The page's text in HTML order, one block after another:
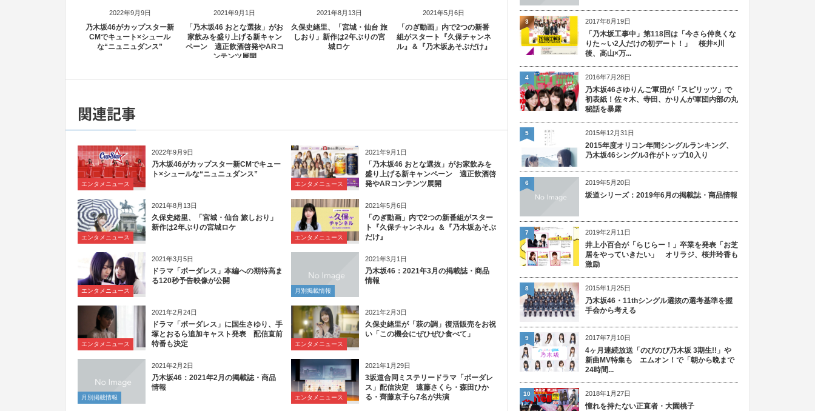
2022年9月9日
乃木坂46がカップスター新
CMでキュート×シュール
な“ニュニュダンス”
2021年9月1日
「乃木坂46 おとな選抜」がお
家飲みを盛り上げる新キャン
ペーン 適正飲酒啓発やARコ
ンテンツ展開
2021年8月13日
久保史緒里、「宮城・仙台 旅
しおり」新作は2年ぶりの宮
城ロケ
2021年5月6日
「のぎ動画」内で2つの新番
組がスタート『久保チャンネ
ル』＆『乃木坂あそぶだけ』
関連記事
2022年9月9日
エンタメニュース
乃木坂46がカップスター新CMでキュー
ト×シュールな“ニュニュダンス”
2021年9月1日
エンタメニュース
「乃木坂46 おとな選抜」がお家飲みを
盛り上げる新キャンペーン 適正飲酒啓
発やARコンテンツ展開
2021年8月13日
エンタメニュース
久保史緒里、「宮城・仙台 旅しおり」
新作は2年ぶりの宮城ロケ
2021年5月6日
エンタメニュース
「のぎ動画」内で2つの新番組がスター
ト『久保チャンネル』＆『乃木坂あそぶ
だけ』
2021年3月5日
エンタメニュース
ドラマ「ボーダレス」本編への期待高ま
る120秒予告映像が公開
2021年3月1日
月別掲載情報
乃木坂46：2021年3月の掲載誌・商品
情報
2021年2月24日
エンタメニュース
ドラマ「ボーダレス」に国生さゆり、手
塚とおるら追加キャスト発表 配信直前
特番も決定
2021年2月3日
エンタメニュース
久保史緒里が「萩の調」復活販売をお祝
い「この機会にぜひぜひ食べて」
2021年2月2日
月別掲載情報
乃木坂46：2021年2月の掲載誌・商品
情報
2021年1月29日
エンタメニュース
3坂道合同ミステリードラマ「ボーダレ
ス」配信決定 遠藤さくら・森田ひか
る・齊藤京子ら7名が共演
2017年8月19日
「乃木坂工事中」第118回は「今さら仲良くな
りた～い2人だけの初デート！」 桜井×川
後、高山×万...
3
2016年7月28日
乃木坂46さゆりんご軍団が「スピリッツ」で
初表紙！佐々木、寺田、かりんが軍団内部の丸
秘話を暴露
4
2015年12月31日
2015年度オリコン年間シングルランキング、
乃木坂46シングル3作がトップ10入り
5
2019年5月20日
坂道シリーズ：2019年6月の掲載誌・商品情報
6
2019年2月11日
井上小百合が「らじらー！」卒業を発表「お芝
居をやっていきたい」 オリラジ、桜井玲香も
激励
7
2015年1月25日
乃木坂46・11thシングル選抜の選考基準を握
手会から考える
8
2017年7月10日
4ヶ月連続放送「のびのび乃木坂 3期生!!」や
新曲MV特集も エムオン！で「朝から晩まで
24時間...
9
2018年1月27日
憧れを持たない正直者・大園桃子
10